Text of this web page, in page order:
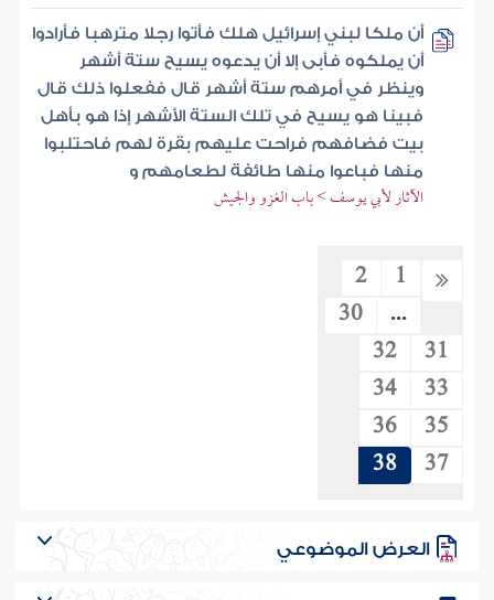
أن ملكا لبني إسرائيل هلك فأتوا رجلا مترهبا فأرادوا
أن يملكوه فأبى إلا أن يدعوه يسيح ستة أشهر
وينظر في أمرهم ستة أشهر قال ففعلوا ذلك قال
فبينا هو يسيح في تلك الستة الأشهر إذا هو بأهل
بيت فضافهم فراحت عليهم بقرة لهم فاحتلبوا
منها فباعوا منها طائفة لطعامهم و
الآثار لأبي يوسف > باب الغزو والجيش
1
2
...
30
31
32
33
34
35
36
37
38
العرض الموضوعي